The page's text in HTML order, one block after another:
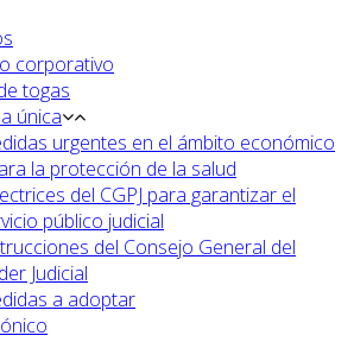
corporativo
togas
única
urgentes en el ámbito económico
la protección de la salud
del CGPJ para garantizar el
público judicial
del Consejo General del
Judicial
a adoptar